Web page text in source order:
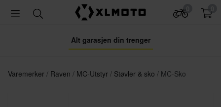
Alt garasjen din trenger
Varemerker Raven MC-Utstyr Støvler & sko MC-Sko